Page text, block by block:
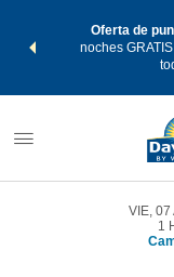
Oferta de
noches
VIE, 07
1